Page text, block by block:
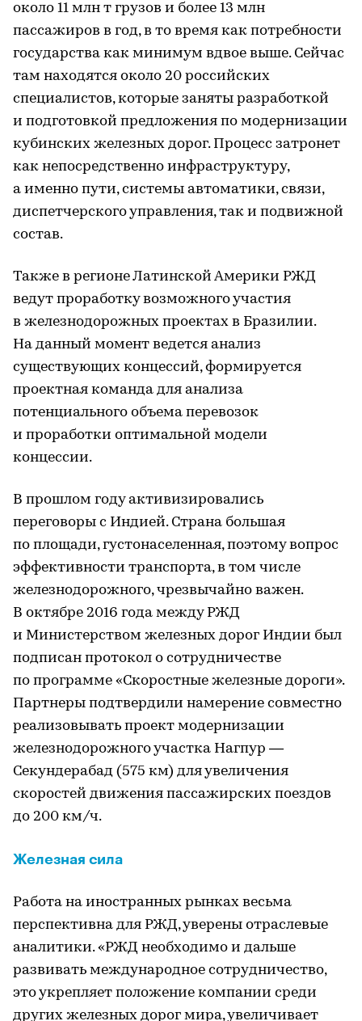
около 11 млн т грузов и более 13 млн
пассажиров в год, в то время как потребности
государства как минимум вдвое выше. Сейчас
там находятся около 20 российских
специалистов, которые заняты разработкой
и подготовкой предложения по модернизации
кубинских железных дорог. Процесс затронет
как непосредственно инфраструктуру,
а именно пути, системы автоматики, связи,
диспетчерского управления, так и подвижной
состав.
Также в регионе Латинской Америки РЖД
ведут проработку возможного участия
в железнодорожных проектах в Бразилии.
На данный момент ведется анализ
существующих концессий, формируется
проектная команда для анализа
потенциального объема перевозок
и проработки оптимальной модели
концессии.
В прошлом году активизировались
переговоры с Индией. Страна большая
по площади, густонаселенная, поэтому вопрос
эффективности транспорта, в том числе
железнодорожного, чрезвычайно важен.
В октябре 2016 года между РЖД
и Министерством железных дорог Индии был
подписан протокол о сотрудничестве
по программе «Скоростные железные дороги».
Партнеры подтвердили намерение совместно
реализовывать проект модернизации
железнодорожного участка Нагпур —
Секундерабад (575 км) для увеличения
скоростей движения пассажирских поездов
до 200 км/ч.
Железная сила
Работа на иностранных рынках весьма
перспективна для РЖД, уверены отраслевые
аналитики. «РЖД необходимо и дальше
развивать международное сотрудничество,
это укрепляет положение компании среди
других железных дорог мира, увеличивает